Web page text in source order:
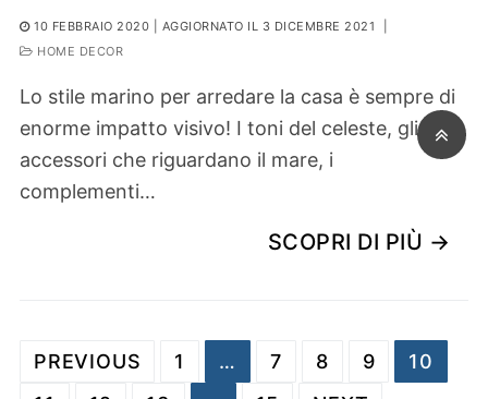
10 FEBBRAIO 2020 | AGGIORNATO IL 3 DICEMBRE 2021
HOME DECOR
Lo stile marino per arredare la casa è sempre di
enorme impatto visivo! I toni del celeste, gli
accessori che riguardano il mare, i
complementi…
SCOPRI DI PIÙ →
Paginazione degli articoli
PREVIOUS 1 … 7 8 9
10